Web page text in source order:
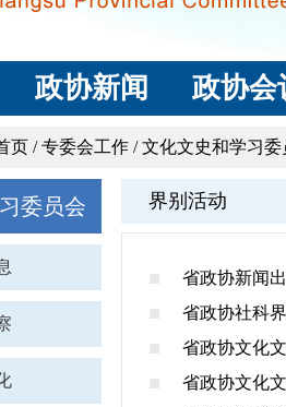
政协新闻 政协会
页 /专委会工作 /文化文史和学习委
委员会 界别活动
省政协新闻
省政协社科
省政协文化
省政协文化